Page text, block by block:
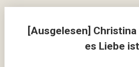
[Ausgelesen] Christina
es Liebe ist
navigation